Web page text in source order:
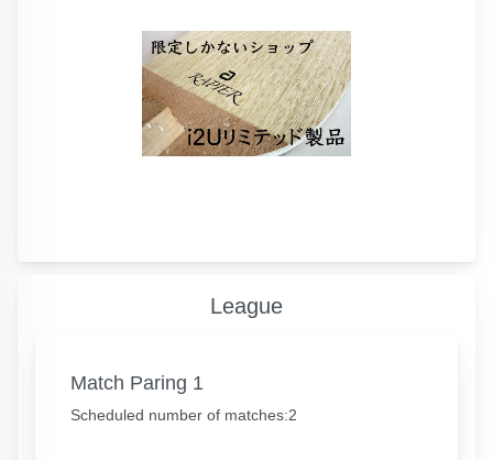
League
Match Paring 1
Scheduled number of matches:2